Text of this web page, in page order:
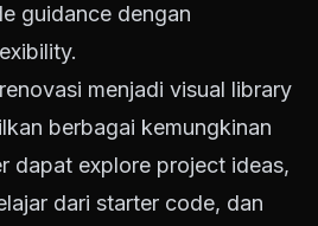
guidance dengan
menjadi visual library
berbagai kemungkinan
dapat explore project ideas,
dari starter code, dan